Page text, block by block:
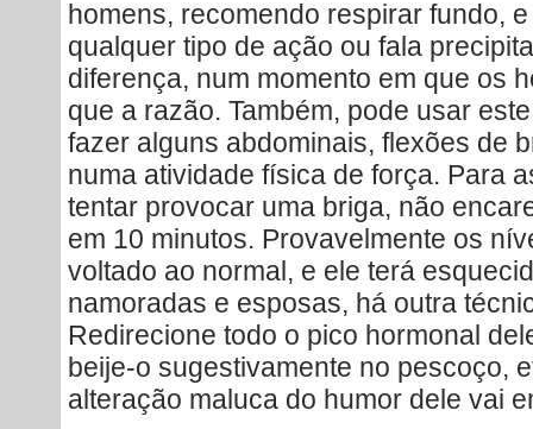
homens, recomendo respirar fundo,
qualquer tipo de ação ou fala
diferença, num momento em que os
que a razão. Também, pode usar
fazer alguns abdominais, flexões de
numa atividade física de força. Para
tentar provocar uma briga, não
em 10 minutos. Provavelmente os
voltado ao normal, e ele terá
namoradas e esposas, há outra
Redirecione todo o pico hormonal
beije-o sugestivamente no pescoço,
alteração maluca do humor dele vai